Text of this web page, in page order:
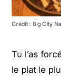
Crédit : Big City
Tu l’as
le plat le